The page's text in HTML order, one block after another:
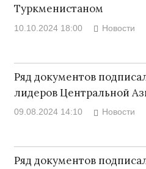
Туркменистаном
10.10.2024 18:00 Новости
Ряд документов
лидеров Центральной
09.08.2024 14:10 Новости
Ряд документов